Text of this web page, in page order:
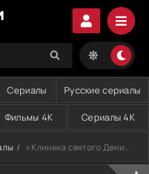
Сериалы Русские сериалы
Фильмы 4K Сериалы 4K
» Клиника святого Дениса (2024-2026)